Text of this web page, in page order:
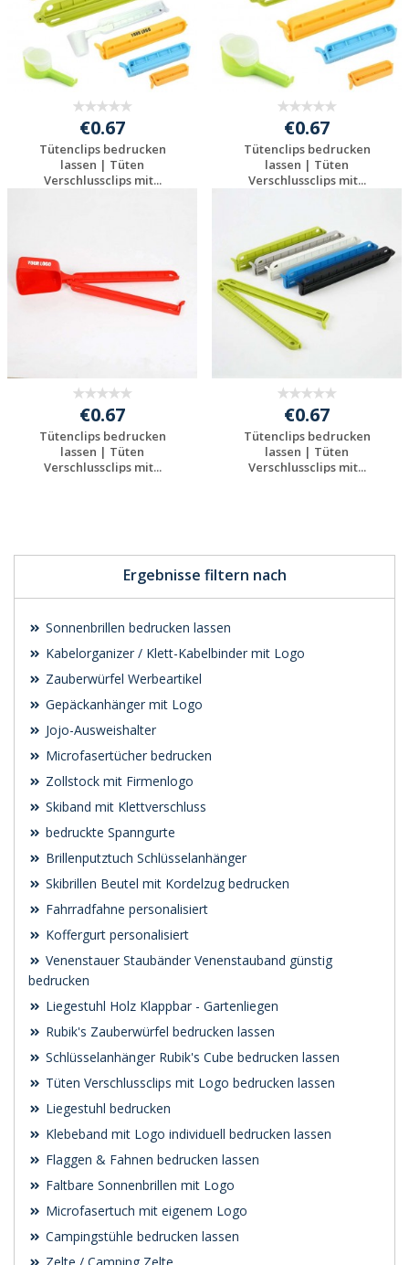
Ergebnisse filtern nach
Sonnenbrillen bedrucken lassen
Kabelorganizer / Klett-Kabelbinder mit Logo
Zauberwürfel Werbeartikel
Gepäckanhänger mit Logo
Jojo-Ausweishalter
Microfasertücher bedrucken
Zollstock mit Firmenlogo
Skiband mit Klettverschluss
bedruckte Spanngurte
Brillenputztuch Schlüsselanhänger
Skibrillen Beutel mit Kordelzug bedrucken
Fahrradfahne personalisiert
Koffergurt personalisiert
Venenstauer Staubänder Venenstauband günstig
bedrucken
Liegestuhl Holz Klappbar - Gartenliegen
Rubik's Zauberwürfel bedrucken lassen
Schlüsselanhänger Rubik's Cube bedrucken lassen
Tüten Verschlussclips mit Logo bedrucken lassen
Liegestuhl bedrucken
Klebeband mit Logo individuell bedrucken lassen
Flaggen & Fahnen bedrucken lassen
Faltbare Sonnenbrillen mit Logo
Microfasertuch mit eigenem Logo
Campingstühle bedrucken lassen
€0.67
Tütenclips bedrucken
lassen | Tüten
Verschlussclips mit...
€0.67
Tütenclips bedrucken
lassen | Tüten
Verschlussclips mit...
anfordern
€0.67
Tütenclips bedrucken
lassen | Tüten
Verschlussclips mit...
€0.67
Tütenclips bedrucken
lassen | Tüten
Verschlussclips mit...